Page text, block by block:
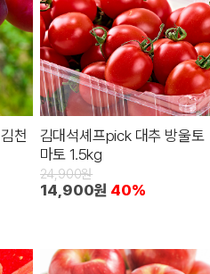
천
김대석셰프pick 대추 방울토
마토 1.5kg
24,900원
14,900원 40%